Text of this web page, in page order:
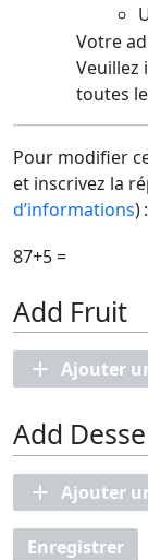
Votre
Veuillez
toutes
Pour modifier
et inscrivez la
d’informations) :
87+5 =
Add Fruit
Ajouter
Add
Ajouter
Enregistrer